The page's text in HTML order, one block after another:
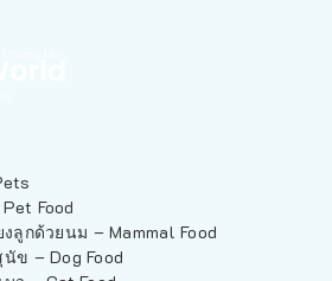
Food
ลูกด้วยนม – Mammal Food
ข – Dog Food